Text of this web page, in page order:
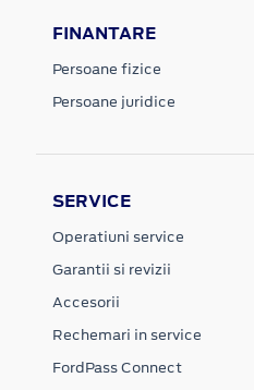
FINANTARE
Persoane fizice
Persoane juridice
SERVICE
Operatiuni service
Garantii si revizii
Accesorii
Rechemari in service
FordPass Connect